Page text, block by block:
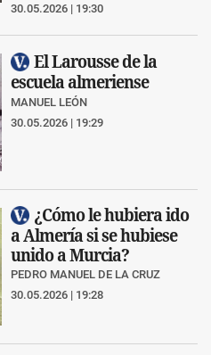
30.05.2026 | 19:30
El Larousse de la
escuela almeriense
MANUEL LEÓN
30.05.2026 | 19:29
¿Cómo le hubiera ido
a Almería si se hubiese
unido a Murcia?
PEDRO MANUEL DE LA CRUZ
30.05.2026 | 19:28